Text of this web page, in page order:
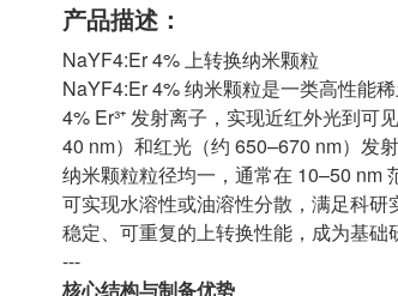
产品描述：
NaYF4:Er 4% 上转换纳米颗粒
NaYF4:Er 4% 纳米颗粒是一类高性能
4% Er³⁺ 发射离子，实现近红外光到可
40 nm）和红光（约 650–670 nm）发射
纳米颗粒粒径均一，通常在 10–50 nm
可实现水溶性或油溶性分散，满足科
稳定、可重复的上转换性能，成为基础
---
核心结构与制备优势